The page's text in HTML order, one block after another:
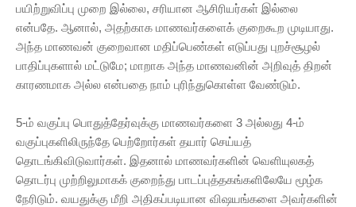
பயிற்றுவிப்பு முறை இல்லை, சரியான ஆசிரியர்கள் இல்லை
என்பதே. ஆனால், அதற்காக மாணவர்களைக் குறைகூற முடியாது.
அந்த மாணவன் குறைவான மதிப்பெண்கள் எடுப்பது புறச்சூழல்
பாதிப்புகளால் மட்டுமே; மாறாக அந்த மாணவனின் அறிவுத் திறன்
காரணமாக அல்ல என்பதை நாம் புரிந்துகொள்ள வேண்டும்.
5-ம் வகுப்பு பொதுத்தேர்வுக்கு மாணவர்களை 3 அல்லது 4-ம்
வகுப்புகளிலிருந்தே பெற்றோர்கள் தயார் செய்யத்
தொடங்கிவிடுவார்கள். இதனால் மாணவர்களின் வெளியுலகத்
தொடர்பு முற்றிலுமாகக் குறைந்து பாடப்புத்தகங்களிலேயே மூழ்க
நேரிடும். வயதுக்கு மீறி அதிகப்படியான விஷயங்களை அவர்களின்